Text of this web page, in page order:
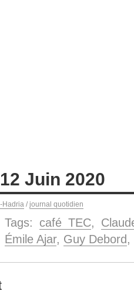
Juin 2020
Hadria / journal quotidien
Tags: café TEC,
Émile Ajar, Guy Debord,